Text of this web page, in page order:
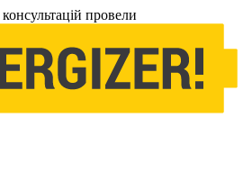
консультацій провели